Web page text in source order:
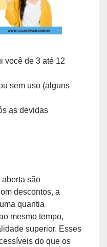
você de 3 até 12
sem uso (alguns
as devidas
são
descontos, a
quantia
mesmo tempo,
superior. Esses
do que os